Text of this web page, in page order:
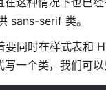
sans-serif 类。
同时在样式表和
一个类，我们可